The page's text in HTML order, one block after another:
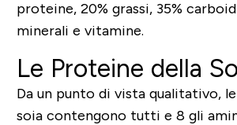
proteine, 20% grassi, 35%
minerali e vitamine.
Le Proteine della
Da un punto di vista qualitativo,
soia contengono tutti e 8 gli